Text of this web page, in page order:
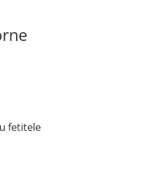
fetitele